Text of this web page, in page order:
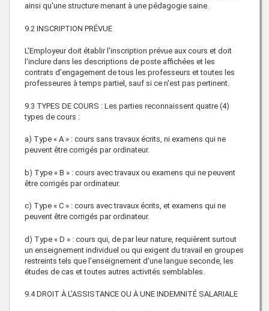
ainsi qu'une structure menant à une pédagogie saine.
9.2 INSCRIPTION PRÉVUE
L'Employeur doit établir l'inscription prévue aux cours et doit
l'inclure dans les descriptions de poste affichées et les
contrats d'engagement de tous les professeurs et toutes les
professeures à temps partiel, sauf si ce n'est pas pertinent.
9.3 TYPES DE COURS : Les parties reconnaissent quatre (4)
types de cours :
a) Type « A » : cours sans travaux écrits, ni examens qui ne
peuvent être corrigés par ordinateur.
b) Type « B » : cours avec travaux ou examens qui ne peuvent
être corrigés par ordinateur.
c) Type « C » : cours avec travaux écrits, et examens qui ne
peuvent être corrigés par ordinateur.
d) Type « D » : cours qui, de par leur nature, requièrent surtout
un enseignement individuel ou qui exigent du travail en groupes
restreints tels que l'enseignement d'une langue seconde, les
études de cas et toutes autres activités semblables.
9.4 DROIT À L'ASSISTANCE OU À UNE INDEMNITÉ SALARIALE